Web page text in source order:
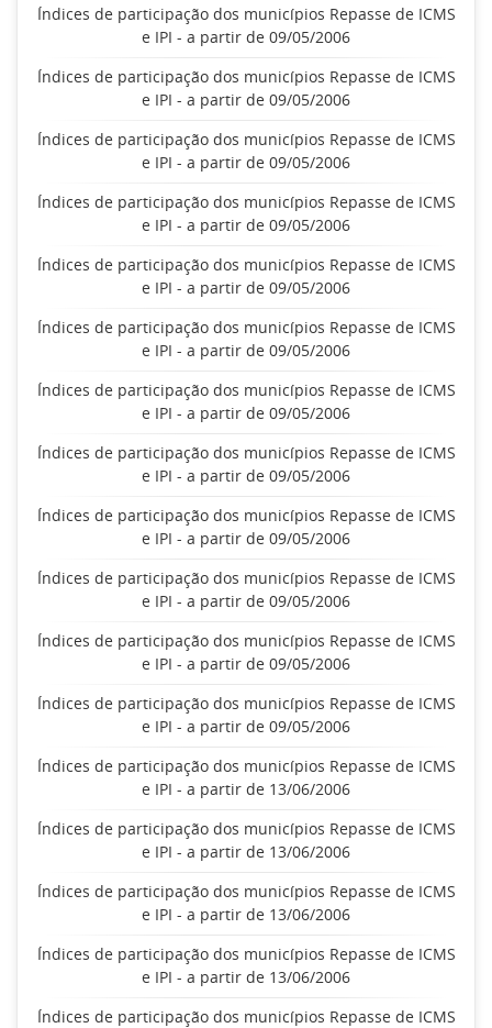
Índices de participação dos municípios Repasse de ICMS
e IPI - a partir de 09/05/2006
Índices de participação dos municípios Repasse de ICMS
e IPI - a partir de 09/05/2006
Índices de participação dos municípios Repasse de ICMS
e IPI - a partir de 09/05/2006
Índices de participação dos municípios Repasse de ICMS
e IPI - a partir de 09/05/2006
Índices de participação dos municípios Repasse de ICMS
e IPI - a partir de 09/05/2006
Índices de participação dos municípios Repasse de ICMS
e IPI - a partir de 09/05/2006
Índices de participação dos municípios Repasse de ICMS
e IPI - a partir de 09/05/2006
Índices de participação dos municípios Repasse de ICMS
e IPI - a partir de 09/05/2006
Índices de participação dos municípios Repasse de ICMS
e IPI - a partir de 09/05/2006
Índices de participação dos municípios Repasse de ICMS
e IPI - a partir de 09/05/2006
Índices de participação dos municípios Repasse de ICMS
e IPI - a partir de 09/05/2006
Índices de participação dos municípios Repasse de ICMS
e IPI - a partir de 09/05/2006
Índices de participação dos municípios Repasse de ICMS
e IPI - a partir de 13/06/2006
Índices de participação dos municípios Repasse de ICMS
e IPI - a partir de 13/06/2006
Índices de participação dos municípios Repasse de ICMS
e IPI - a partir de 13/06/2006
Índices de participação dos municípios Repasse de ICMS
e IPI - a partir de 13/06/2006
Índices de participação dos municípios Repasse de ICMS